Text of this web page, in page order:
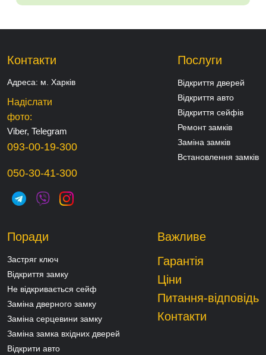
Контакти
Адреса: м. Харків
Надіслати
фото:
Viber, Telegram
093-00-19-300
050-30-41-300
Послуги
Відкриття дверей
Відкриття авто
Відкриття сейфів
Ремонт замків
Заміна замків
Встановлення замків
Поради
Застряг ключ
Відкриття замку
Не відкривається сейф
Заміна дверного замку
Заміна серцевини замку
Заміна замка вхідних дверей
Відкрити авто
Важливе
Гарантія
Ціни
Питання-відповідь
Контакти